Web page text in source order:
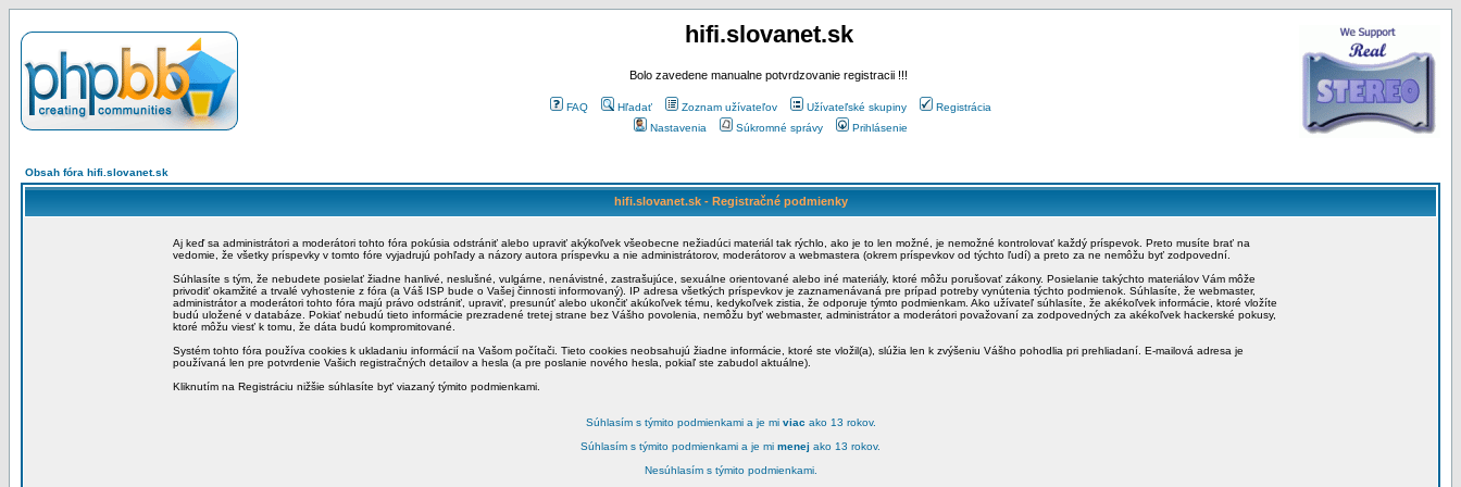
hifi.slovanet.sk
Bolo zavedene manualne potvrdzovanie registracii !!!
FAQ Hľadať Zoznam užívateľov Užívateľské skupiny
Registrácia
Nastavenia
Súkromné správy Prihlásenie
Obsah fóra hifi.slovanet.sk
hifi.slovanet.sk - Registračné podmienky
Aj keď sa administrátori a moderátori tohto fóra pokúsia odstrániť alebo upraviť akýkoľvek všeobecne nežiadúci materiál tak rýchlo, ako je to len možné, je nemožné kontrolovať každý príspevok. Preto musíte brať na
vedomie, že všetky príspevky v tomto fóre vyjadrujú pohľady a názory autora príspevku a nie administrátorov, moderátorov a webmastera (okrem príspevkov od týchto ľudí) a preto za ne nemôžu byť zodpovední.
Súhlasíte s tým, že nebudete posielať žiadne hanlivé, neslušné, vulgárne, nenávistné, zastrašujúce, sexuálne orientované alebo iné materiály, ktoré môžu porušovať zákony. Posielanie takýchto materiálov Vám môže
privodiť okamžité a trvalé vyhostenie z fóra (a Váš ISP bude o Vašej činnosti informovaný). IP adresa všetkých príspevkov je zaznamenávaná pre prípad potreby vynútenia týchto podmienok. Súhlasíte, že webmaster,
administrátor a moderátori tohto fóra majú právo odstrániť, upraviť, presunúť alebo ukončiť akúkoľvek tému, kedykoľvek zistia, že odporuje týmto podmienkam. Ako užívateľ súhlasíte, že akékoľvek informácie, ktoré vložíte
budú uložené v databáze. Pokiať nebudú tieto informácie prezradené tretej strane bez Vášho povolenia, nemôžu byť webmaster, administrátor a moderátori považovaní za zodpovedných za akékoľvek hackerské pokusy,
ktoré môžu viesť k tomu, že dáta budú kompromitované.
Systém tohto fóra používa cookies k ukladaniu informácií na Vašom počítači. Tieto cookies neobsahujú žiadne informácie, ktoré ste vložil(a), slúžia len k zvýšeniu Vášho pohodlia pri prehliadaní. E-mailová adresa je
používaná len pre potvrdenie Vašich registračných detailov a hesla (a pre poslanie nového hesla, pokiaľ ste zabudol aktuálne).
Kliknutím na Registráciu nižšie súhlasíte byť viazaný týmito podmienkami.
Súhlasím s týmito podmienkami a je mi viac ako 13 rokov.
Súhlasím s týmito podmienkami a je mi menej ako 13 rokov.
Nesúhlasím s týmito podmienkami.